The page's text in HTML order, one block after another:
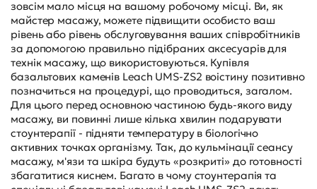
зовсім мало місця на вашому робочому місці. Ви, як
майстер масажу, можете підвищити особисто ваш
рівень або рівень обслуговування ваших співробітників
за допомогою правильно підібраних аксесуарів для
технік масажу, що використовуються. Купівля
базальтових каменів Leach UMS-ZS2 воістину позитивно
позначиться на процедурі, що проводиться, загалом.
Для цього перед основною частиною будь-якого виду
масажу, ви повинні лише кілька хвилин подарувати
стоунтерапії - підняти температуру в біологічно
активних точках організму. Так, до кульмінації сеансу
масажу, м'язи та шкіра будуть «розкриті» до готовності
збагатитися киснем. Багато в чому стоунтерапія та